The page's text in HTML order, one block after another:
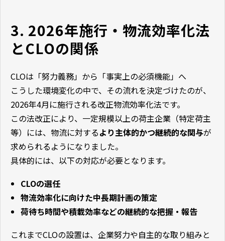
3. 2026年施行・物流効率化法
とCLOの関係
CLOは「努力義務」から「事実上の必須機能」へ
こうした環境変化の中で、その流れを決定づけたのが、
2026年4月に施行される改正物流効率化法です。
この法改正により、一定規模以上の荷主企業（特定荷主
等）には、物流に対するより主体的かつ継続的な関与が
求められるようになりました。
具体的には、以下の対応が必要となります。
CLOの選任
物流効率化に向けた中長期計画の策定
荷待ち時間や積載効率などの継続的な把握・報告
これまでCLOの設置は、企業努力や自主的な取り組みと